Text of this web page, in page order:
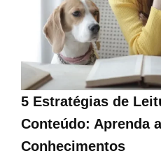
5 Estratégias de
Conteúdo: Aprenda
Conhecimentos